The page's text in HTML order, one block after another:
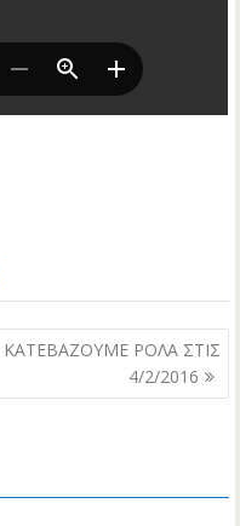
ΚΑΤΕΒΑΖΟΥΜΕ ΡΟΛΑ ΣΤΙΣ
4/2/2016